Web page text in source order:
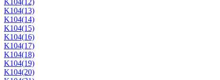
K104(13)
K104(14)
K104(15)
K104(16)
K104(17)
K104(18)
K104(19)
K104(20)